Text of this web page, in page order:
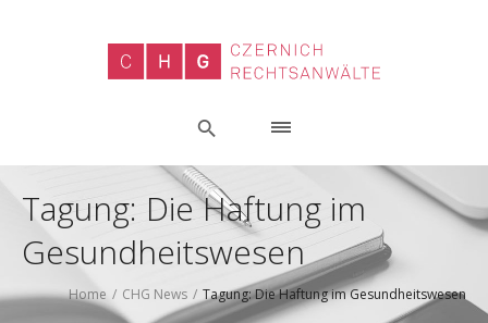
Tagung: Die Haftung im
Gesundheitswesen
Home / CHG News / Tagung: Die Haftung im Gesundheitswesen